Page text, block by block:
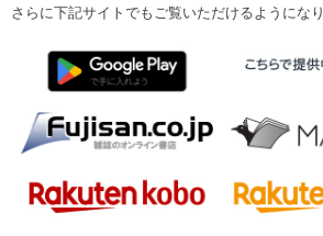
さらに下記サイトでもご覧いただけるようにな